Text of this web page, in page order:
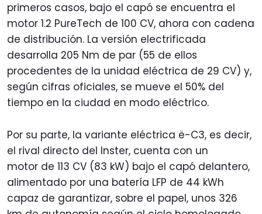
primeros casos, bajo el capó se encuentra el
motor 1.2 PureTech de 100 CV, ahora con cadena
de distribución. La versión electrificada
desarrolla 205 Nm de par (55 de ellos
procedentes de la unidad eléctrica de 29 CV) y,
según cifras oficiales, se mueve el 50% del
tiempo en la ciudad en modo eléctrico.
Por su parte, la variante eléctrica ë-C3, es decir,
el rival directo del Inster, cuenta con un
motor de 113 CV (83 kW) bajo el capó delantero,
alimentado por una batería LFP de 44 kWh
capaz de garantizar, sobre el papel, unos 326